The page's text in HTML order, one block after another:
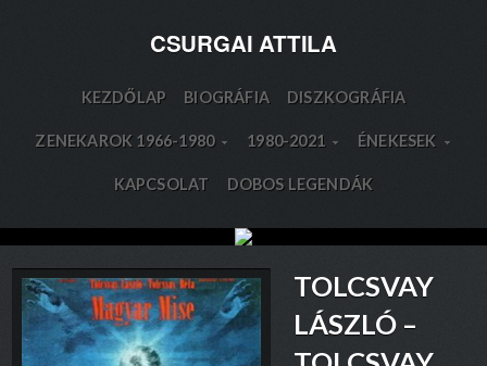
CSURGAI ATTILA
KEZDŐLAP BIOGRÁFIA DISZKOGRÁFIA
ZENEKAROK 1966-1980 1980-2021 ÉNEKESEK
KAPCSOLAT DOBOS LEGENDÁK
TOLCSVAY
LÁSZLÓ –